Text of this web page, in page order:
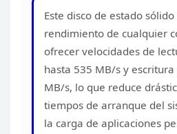
Este disco de estado
rendimiento de cualquier
ofrecer velocidades de
hasta 535 MB/s y
MB/s, lo que reduce
tiempos de arranque del
la carga de aplicaciones